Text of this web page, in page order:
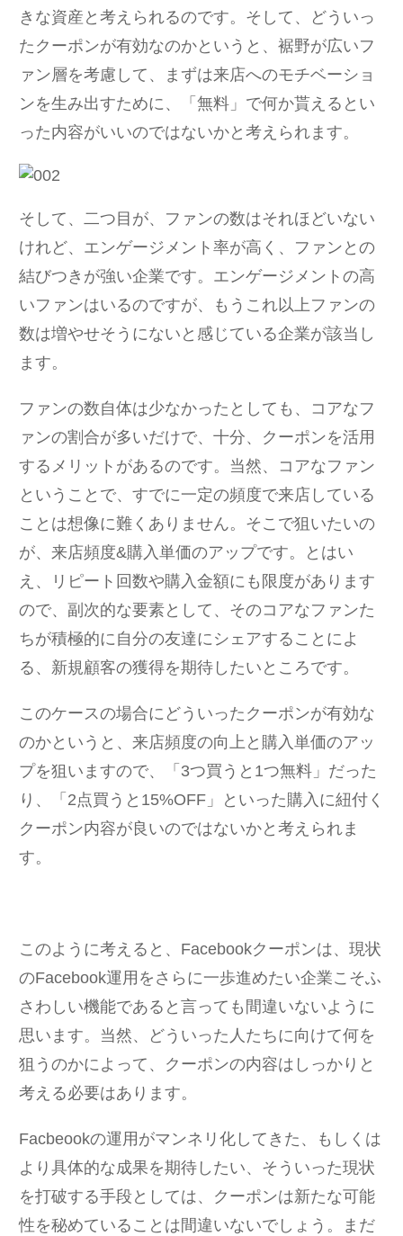
きな資産と考えられるのです。そして、どういっ
たクーポンが有効なのかというと、裾野が広いフ
ァン層を考慮して、まずは来店へのモチベーショ
ンを生み出すために、「無料」で何か貰えるとい
った内容がいいのではないかと考えられます。
そして、二つ目が、ファンの数はそれほどいない
けれど、エンゲージメント率が高く、ファンとの
結びつきが強い企業です。エンゲージメントの高
いファンはいるのですが、もうこれ以上ファンの
数は増やせそうにないと感じている企業が該当し
ます。
ファンの数自体は少なかったとしても、コアなフ
ァンの割合が多いだけで、十分、クーポンを活用
するメリットがあるのです。当然、コアなファン
ということで、すでに一定の頻度で来店している
ことは想像に難くありません。そこで狙いたいの
が、来店頻度&購入単価のアップです。とはい
え、リピート回数や購入金額にも限度があります
ので、副次的な要素として、そのコアなファンた
ちが積極的に自分の友達にシェアすることによ
る、新規顧客の獲得を期待したいところです。
このケースの場合にどういったクーポンが有効な
のかというと、来店頻度の向上と購入単価のアッ
プを狙いますので、「3つ買うと1つ無料」だった
り、「2点買うと15%OFF」といった購入に紐付く
クーポン内容が良いのではないかと考えられま
す。
このように考えると、Facebookクーポンは、現状
のFacebook運用をさらに一歩進めたい企業こそふ
さわしい機能であると言っても間違いないように
思います。当然、どういった人たちに向けて何を
狙うのかによって、クーポンの内容はしっかりと
考える必要はあります。
Facbeookの運用がマンネリ化してきた、もしくは
より具体的な成果を期待したい、そういった現状
を打破する手段としては、クーポンは新たな可能
性を秘めていることは間違いないでしょう。まだ